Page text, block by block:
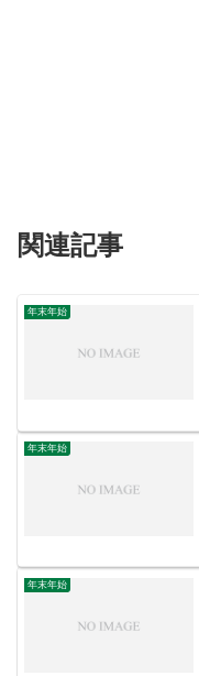
関連記事
年末年始
年末年始
年末年始